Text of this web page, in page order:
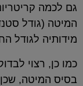
גם לכמה
המיטה (גודל
מידותיה לגודל
כמו כן, רצוי
בסיס המיטה,